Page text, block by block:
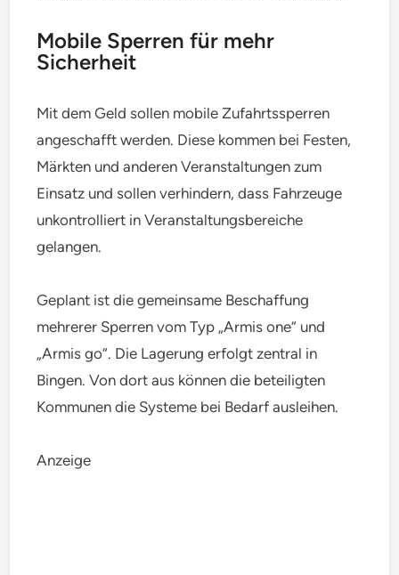
Mobile Sperren für mehr
Sicherheit
Mit dem Geld sollen mobile Zufahrtssperren
angeschafft werden. Diese kommen bei Festen,
Märkten und anderen Veranstaltungen zum
Einsatz und sollen verhindern, dass Fahrzeuge
unkontrolliert in Veranstaltungsbereiche
gelangen.
Geplant ist die gemeinsame Beschaffung
mehrerer Sperren vom Typ „Armis one“ und
„Armis go“. Die Lagerung erfolgt zentral in
Bingen. Von dort aus können die beteiligten
Kommunen die Systeme bei Bedarf ausleihen.
Anzeige